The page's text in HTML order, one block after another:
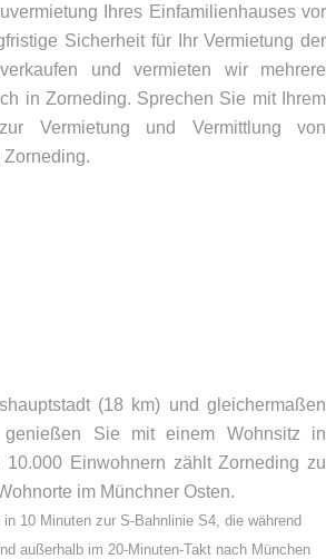
Ihres Einfamilienhauses vor
Sicherheit für Ihr Vermietung der
und vermieten wir mehrere
in Zorneding. Sprechen Sie mit Ihrem
zur Vermietung und Vermittlung von
(18 km) und gleichermaßen
Sie mit einem Wohnsitz in
Einwohnern zählt Zorneding zu
im Münchner Osten.
10 Minuten zur S-Bahnlinie S4, die während
außerhalb im 20-Minuten-Takt nach München